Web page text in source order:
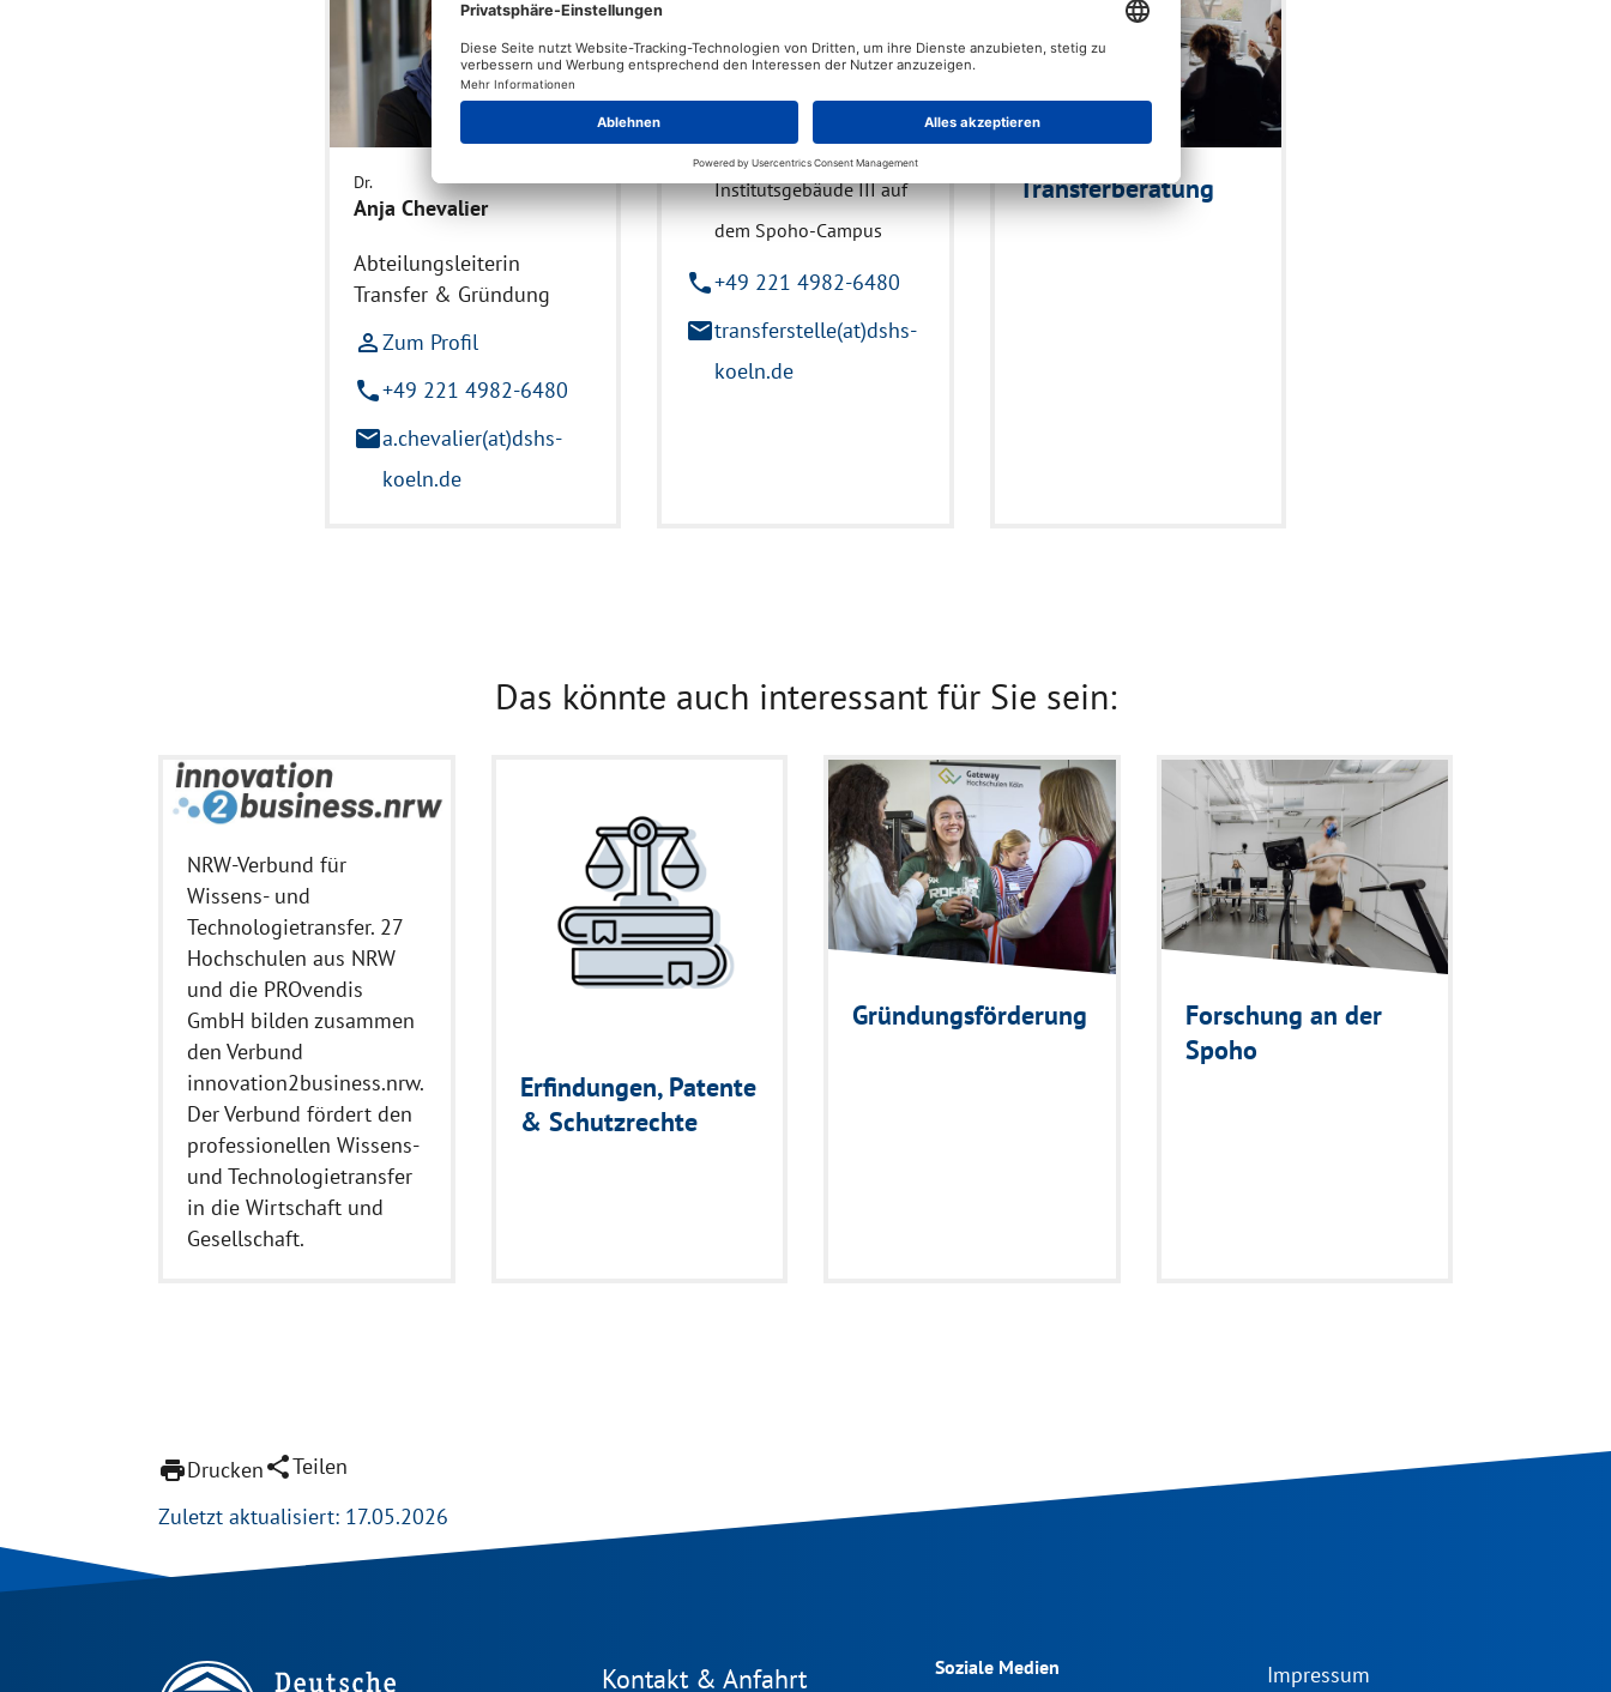
Dr.
Anja Chevalier
Abteilungsleiterin
Transfer & Gründung
person_outlineZum Profil
phone+49 221 4982-6480
maila.chevalier(at)dshs-
koeln.de
location_onAm Sportpark
Müngersdorf 6
50933 Köln
Institutsgebäude III auf
dem Spoho-Campus
phone+49 221 4982-6480
mailtransferstelle(at)dshs-
koeln.de
Transferberatung
Das könnte auch interessant für Sie sein:
NRW-Verbund für
Wissens- und
Technologietransfer. 27
Hochschulen aus NRW
und die PROvendis
GmbH bilden zusammen
den Verbund
innovation2business.nrw.
Der Verbund fördert den
professionellen Wissens-
und Technologietransfer
in die Wirtschaft und
Gesellschaft.
Erfindungen, Patente
& Schutzrechte
Gründungsförderung
Forschung an der
Spoho
printDruckenshareTeilen
Zuletzt aktualisiert: 17.05.2026
Kontakt & Anfahrt Soziale Medien Impressum